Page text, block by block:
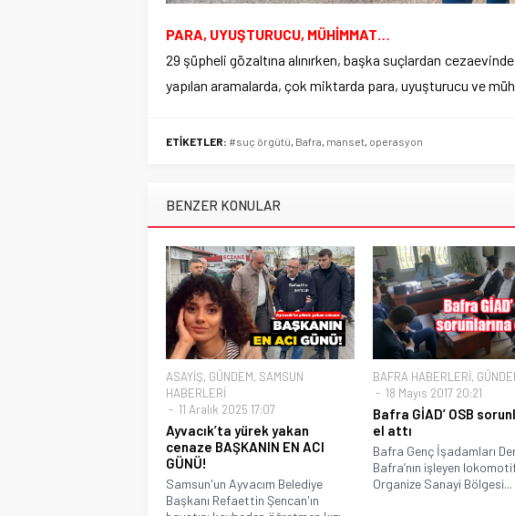
PARA, UYUŞTURUCU, MÜHİMMAT…
29 şüpheli gözaltına alınırken, başka suçlardan
yapılan aramalarda, çok miktarda para, uyuşturucu ve
ETİKETLER: #suç örgütü, Bafra, manset, operasyon
BENZER KONULAR
ASAYİŞ, GÜNDEM, SAMSUN
HABERLERİ
11 Aralık 2025 17:07
Ayvacık’ta yürek yakan
cenaze BAŞKANIN EN ACI
GÜNÜ!
Samsun'un Ayvacım Belediye
Başkanı Refaettin Şencan'ın
BAFRA HABERLERİ,
18 Mayıs 2017 20:21
Bafra GİAD’ OSB
el attı
Bafra Genç İşadamları
Bafra’nın işleyen
Organize Sanayi Bölgesi...